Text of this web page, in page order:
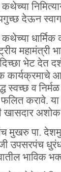
कथेच्या
देऊन
धार्मिक
महामंत्री
भेट देत
कार्यक्रमाचे
स्वच्छ व
करावे. या
खासदार
मुखरु पा.
उपसरपंच
भाविक